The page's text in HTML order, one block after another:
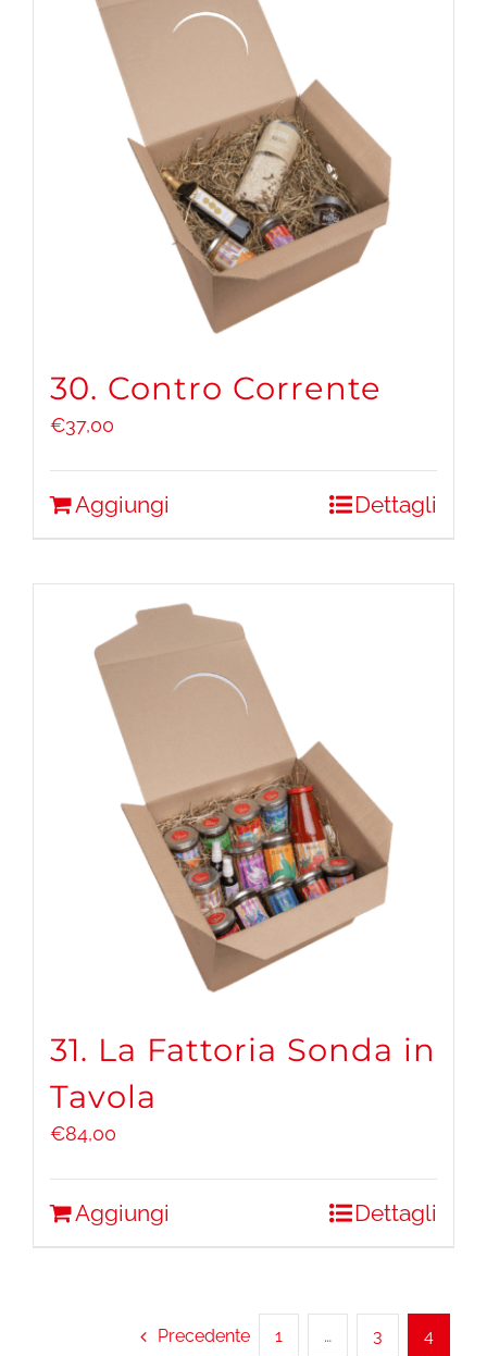
30. Contro Corrente
€37,00
Aggiungi Dettagli
31. La Fattoria Sonda in
Tavola
€84,00
Aggiungi Dettagli
Precedente 1 … 3 4